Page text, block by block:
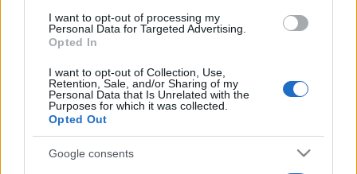
use your data for below specified purposes in below Google
consent section.
I want to opt-out of processing my
Personal Data for Targeted Advertising.
Opted In
I want to opt-out of Collection, Use,
Retention, Sale, and/or Sharing of my
Personal Data that Is Unrelated with the
Purposes for which it was collected.
Opted Out
Google consents